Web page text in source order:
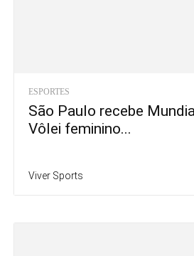
ESPORTES
São Paulo recebe
Vôlei feminino...
Viver Sports